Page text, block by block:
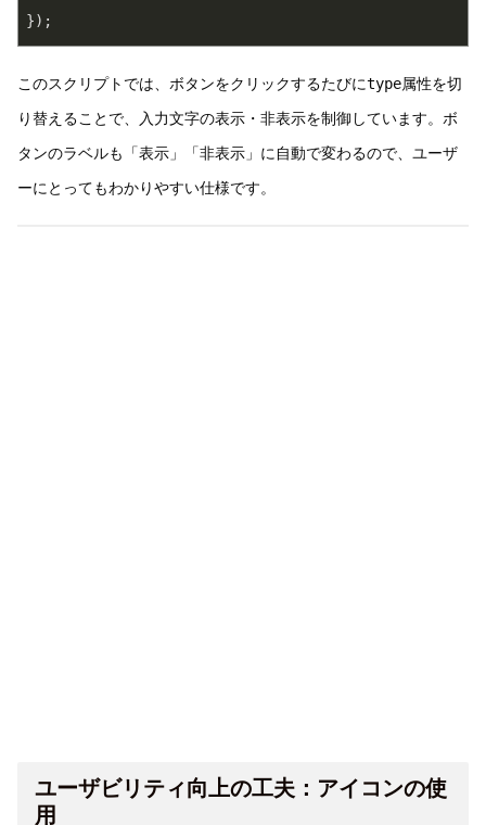
});
このスクリプトでは、ボタンをクリックするたびにtype属性を切
り替えることで、入力文字の表示・非表示を制御しています。ボ
タンのラベルも「表示」「非表示」に自動で変わるので、ユーザ
ーにとってもわかりやすい仕様です。
ユーザビリティ向上の工夫：アイコンの使
用